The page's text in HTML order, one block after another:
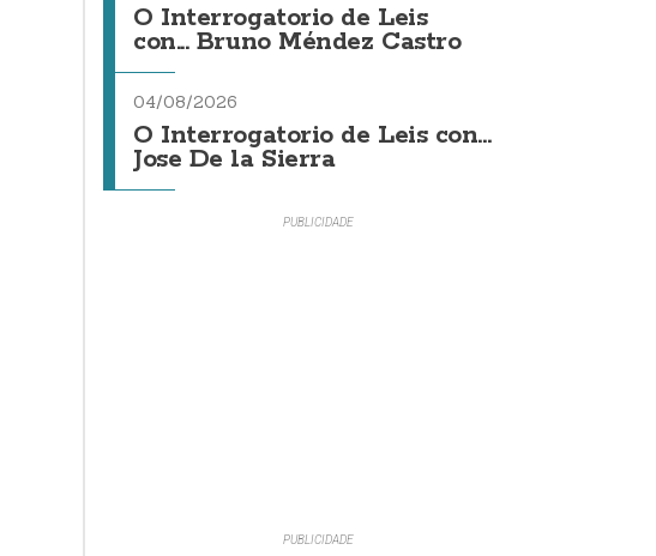
O Interrogatorio de Leis
con... Bruno Méndez Castro
04/08/2026
O Interrogatorio de Leis con...
Jose De la Sierra